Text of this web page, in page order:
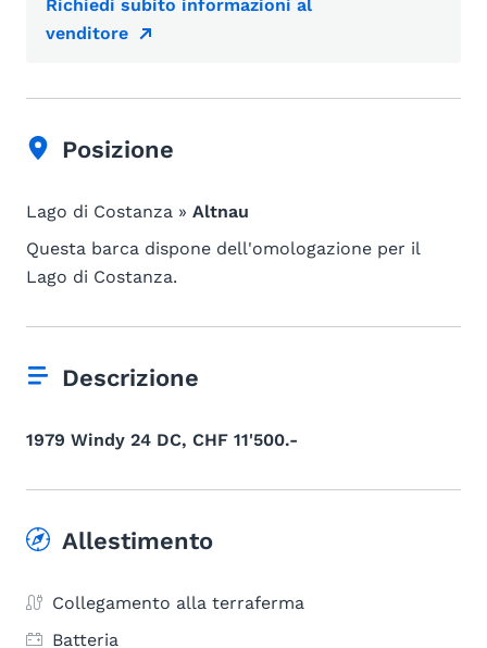
Richiedi subito informazioni al
venditore
Posizione
Lago di Costanza » Altnau
Questa barca dispone dell'omologazione per il
Lago di Costanza.
Descrizione
1979 Windy 24 DC, CHF 11'500.-
Allestimento
Collegamento alla terraferma
Batteria